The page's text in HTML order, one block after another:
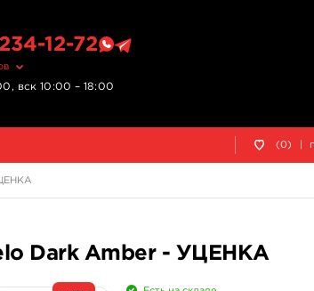
12-72
вск 10:00 – 18:00
(0)
Dark Amber - УЦЕНКА